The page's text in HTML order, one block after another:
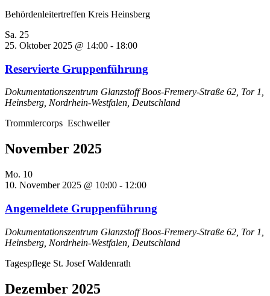
Behördenleitertreffen Kreis Heinsberg
Sa. 25
25. Oktober 2025 @ 14:00 - 18:00
Reservierte Gruppenführung
Dokumentationszentrum GlanzstoffBoos-Fremery-Straße 62, Tor 1,
Heinsberg, Nordrhein-Westfalen, Deutschland
Trommlercorps Eschweiler
November 2025
Mo. 10
10. November 2025 @ 10:00 - 12:00
Angemeldete Gruppenführung
Dokumentationszentrum GlanzstoffBoos-Fremery-Straße 62, Tor 1,
Heinsberg, Nordrhein-Westfalen, Deutschland
Tagespflege St. Josef Waldenrath
Dezember 2025